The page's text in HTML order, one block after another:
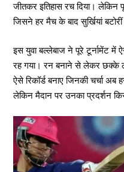
जीतकर इतिहास रच दिया। लेकिन
जिसने हर मैच के बाद सुर्खियां
इस युवा बल्लेबाज ने पूरे टूर्नामेंट में
रह गया। रन बनाने से लेकर
ऐसे रिकॉर्ड बनाए जिनकी चर्चा
लेकिन मैदान पर उनका प्रदर्शन